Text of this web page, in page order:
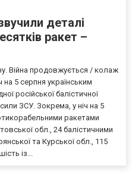
деталі
ракет –
Війна продовжується / колаж
5 серпня українським
російської балістичної
ЗСУ. Зокрема, у ніч на 5
ракетами
обл., 24 балістичними
та Курської обл., 115
із...